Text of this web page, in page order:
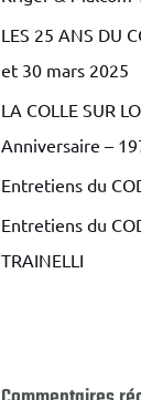
e
r
LES 25 ANS DU
et 30 mars 2025
LA COLLE SUR
Anniversaire –
Entretiens du
Entretiens du
TRAINELLI